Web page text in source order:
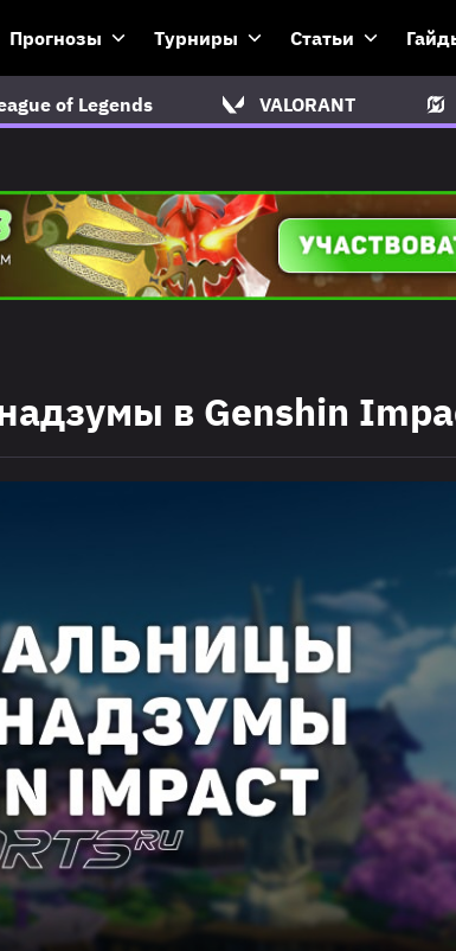
Прогнозы Турниры Статьи
of Legends VALORANT
в Genshin